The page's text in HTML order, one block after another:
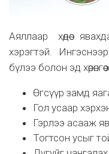
Аяллаар хөдөө
хэрэгтэй.
бүлээ болон эд
Өгсүүр замд
Гол усаар
Гэрлээ асааж
Тогтсон усыг